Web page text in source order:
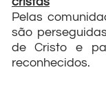
Pelas
são
de Cristo e
reconhecidos.